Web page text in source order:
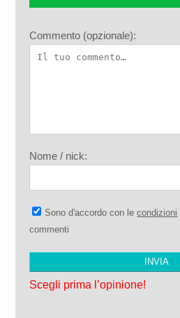
Commento (opzionale):
Nome / nick:
Sono d'accordo con lecondizioni
commenti
Scegli prima l’opinione!